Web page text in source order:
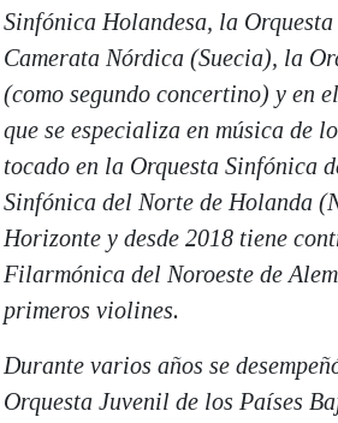
Sinfónica Holandesa, la
Camerata Nórdica (Suecia), la
(como segundo concertino) y en
que se especializa en música de
tocado en la Orquesta Sinfónica
Sinfónica del Norte de Holanda
Horizonte y desde 2018 tiene
Filarmónica del Noroeste de
primeros violines.
Durante varios años se
Orquesta Juvenil de los Países